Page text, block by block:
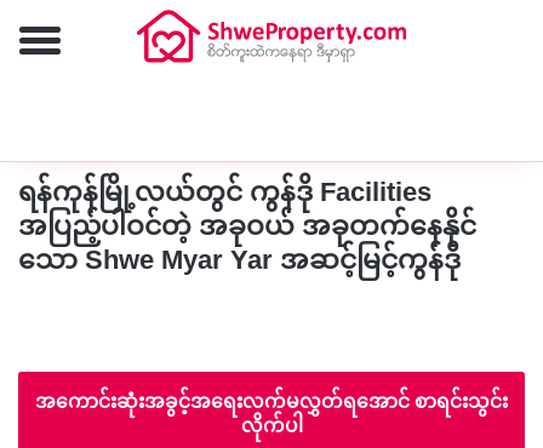
ရန်ကုန်မြို့လယ်တွင် ကွန်ဒို Facilities
အပြည့်ပါဝင်တဲ့ အခုဝယ် အခုတက်နေနိုင်
သော Shwe Myar Yar အဆင့်မြင့်ကွန်ဒို
အကောင်းဆုံးအခွင့်အရေးလက်မလွှတ်ရအောင် စာရင်းသွင်း
လိုက်ပါ